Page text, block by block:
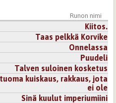
Runon nimi
Kiitos.
Taas pelkkä Korvike
Onnelassa
Puudeli
Talven suloinen kosketus
kuiskaus, rakkaus, jota
ei ole
Sinä kuulut imperiumiini